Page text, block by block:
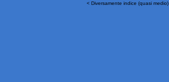
< Diversamente indice (quasi medio)